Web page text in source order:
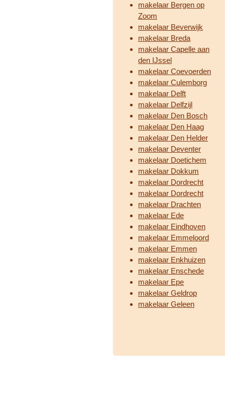
makelaar Bergen op
Zoom
makelaar Beverwijk
makelaar Breda
makelaar Capelle aan
den IJssel
makelaar Coevoerden
makelaar Culemborg
makelaar Delft
makelaar Delfzijl
makelaar Den Bosch
makelaar Den Haag
makelaar Den Helder
makelaar Deventer
makelaar Doetichem
makelaar Dokkum
makelaar Dordrecht
makelaar Dordrecht
makelaar Drachten
makelaar Ede
makelaar Eindhoven
makelaar Emmeloord
makelaar Emmen
makelaar Enkhuizen
makelaar Enschede
makelaar Epe
makelaar Geldrop
makelaar Geleen